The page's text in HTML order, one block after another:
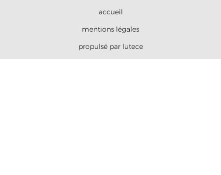
accueil
mentions légales
propulsé par lutece